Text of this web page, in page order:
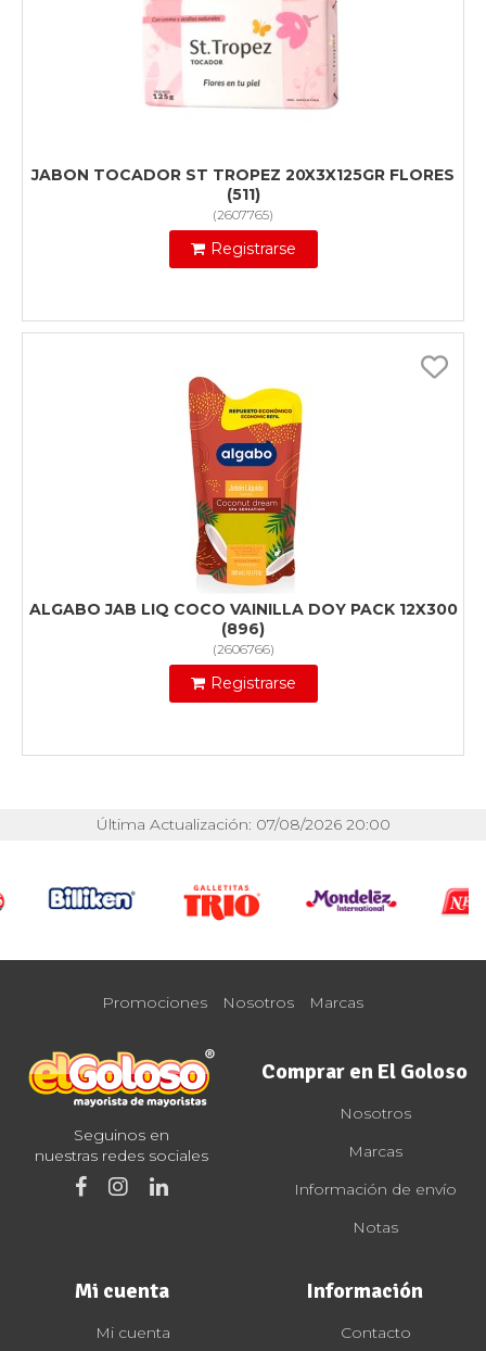
JABON TOCADOR ST TROPEZ 20X3X125GR FLORES
(511)
(2607765)
Registrarse
ALGABO JAB LIQ COCO VAINILLA DOY PACK 12X300
(896)
(2606766)
Registrarse
Última Actualización: 07/08/2026 20:00
Promociones Nosotros Marcas
Seguinos en
nuestras redes sociales
Comprar en El Goloso
Nosotros
Marcas
Información de envío
Notas
Mi cuenta
Mi cuenta
Información
Contacto